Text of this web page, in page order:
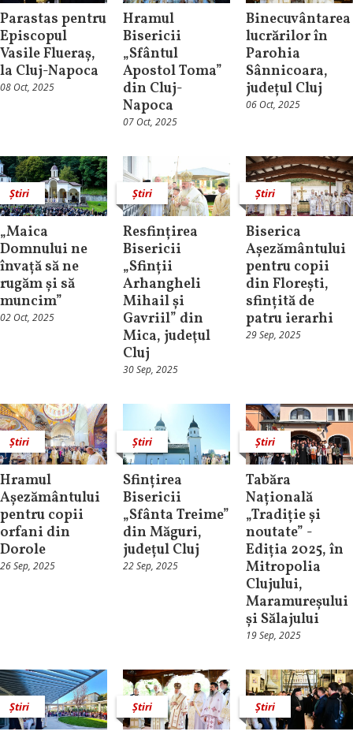
Parastas pentru
Episcopul
Vasile Flueraș,
la Cluj-Napoca
08 Oct, 2025
Hramul
Bisericii
„Sfântul
Apostol Toma”
din Cluj-
Napoca
07 Oct, 2025
Binecuvântarea
lucrărilor în
Parohia
Sânnicoara,
județul Cluj
06 Oct, 2025
Știri
„Maica
Domnului ne
învață să ne
rugăm și să
muncim”
02 Oct, 2025
Știri
Resfințirea
Bisericii
„Sfinții
Arhangheli
Mihail și
Gavriil” din
Mica, judeţul
Cluj
30 Sep, 2025
Știri
Biserica
Așezământului
pentru copii
din Florești,
sfințită de
patru ierarhi
29 Sep, 2025
Știri
Hramul
Așezământului
pentru copii
orfani din
Dorole
26 Sep, 2025
Știri
Sfințirea
Bisericii
„Sfânta Treime”
din Măguri,
județul Cluj
22 Sep, 2025
Știri
Tabăra
Națională
„Tradiție și
noutate” -
Ediția 2025, în
Mitropolia
Clujului,
Maramureșului
și Sălajului
19 Sep, 2025
Știri Știri Știri